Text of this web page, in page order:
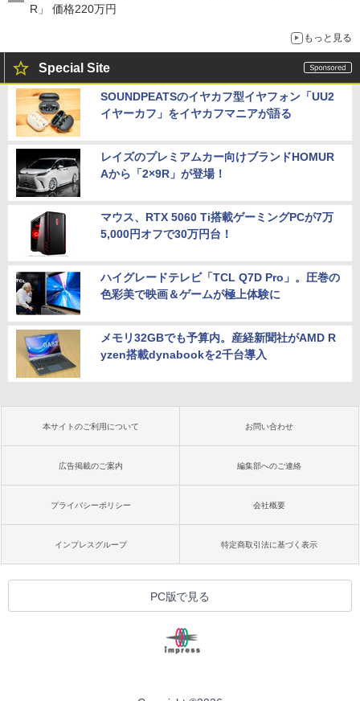
R」 価格220万円
もっと見る
Special Site
SOUNDPEATSのイヤカフ型イヤフォン「UU2
イヤーカフ」をイヤカフマニアが語る
レイズのプレミアムカー向けブランドHOMUR
Aから「2×9R」が登場！
マウス、RTX 5060 Ti搭載ゲーミングPCが7万
5,000円オフで30万円台！
ハイグレードテレビ「TCL Q7D Pro」。圧巻の
色彩美で映画＆ゲームが極上体験に
メモリ32GBでも予算内。産経新聞社がAMD R
yzen搭載dynabookを2千台導入
本サイトのご利用について お問い合わせ
広告掲載のご案内 編集部へのご連絡
プライバシーポリシー 会社概要
インプレスグループ 特定商取引法に基づく表示
PC版で見る